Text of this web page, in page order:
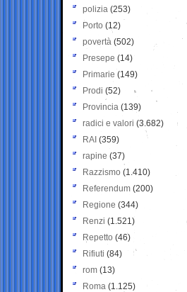
polizia (253)
Porto (12)
povertà (502)
Presepe (14)
Primarie (149)
Prodi (52)
Provincia (139)
radici e valori (3.682)
RAI (359)
rapine (37)
Razzismo (1.410)
Referendum (200)
Regione (344)
Renzi (1.521)
Repetto (46)
Rifiuti (84)
rom (13)
Roma (1.125)